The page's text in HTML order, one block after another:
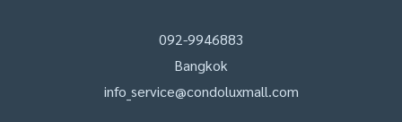
092-9946883
Bangkok
info_service@condoluxmall.com